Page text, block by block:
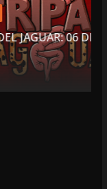
DE AGOSTO DE